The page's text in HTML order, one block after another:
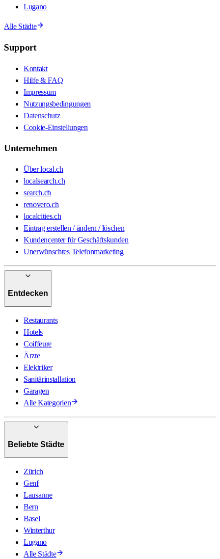
Lugano
Alle Städte
Support
Kontakt
Hilfe & FAQ
Impressum
Nutzungsbedingungen
Datenschutz
Cookie-Einstellungen
Unternehmen
Über local.ch
localsearch.ch
search.ch
renovero.ch
localcities.ch
Eintrag erstellen / ändern / löschen
Kundencenter für Geschäftskunden
Unerwünschtes Telefonmarketing
Entdecken
Restaurants
Hotels
Coiffeure
Ärzte
Elektriker
Sanitärinstallation
Garagen
Alle Kategorien
Beliebte Städte
Zürich
Genf
Lausanne
Bern
Basel
Winterthur
Lugano
Alle Städte